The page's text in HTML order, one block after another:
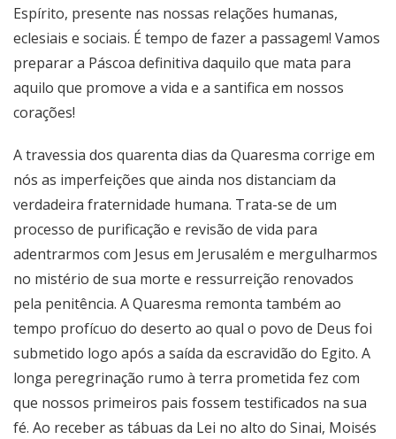
Espírito, presente nas nossas relações humanas,
eclesiais e sociais. É tempo de fazer a passagem! Vamos
preparar a Páscoa definitiva daquilo que mata para
aquilo que promove a vida e a santifica em nossos
corações!
A travessia dos quarenta dias da Quaresma corrige em
nós as imperfeições que ainda nos distanciam da
verdadeira fraternidade humana. Trata-se de um
processo de purificação e revisão de vida para
adentrarmos com Jesus em Jerusalém e mergulharmos
no mistério de sua morte e ressurreição renovados
pela penitência. A Quaresma remonta também ao
tempo profícuo do deserto ao qual o povo de Deus foi
submetido logo após a saída da escravidão do Egito. A
longa peregrinação rumo à terra prometida fez com
que nossos primeiros pais fossem testificados na sua
fé. Ao receber as tábuas da Lei no alto do Sinai, Moisés